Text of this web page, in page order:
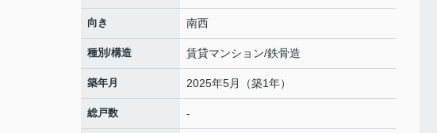
向き 南西
種別/構造 賃貸マンション/鉄骨造
築年月 2025年5月（築1年）
総戸数 -